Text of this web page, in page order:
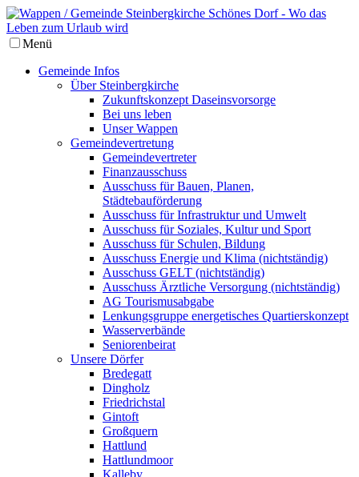
Menü
Gemeinde Infos
Über Steinbergkirche
Zukunftskonzept Daseinsvorsorge
Bei uns leben
Unser Wappen
Gemeindevertretung
Gemeindevertreter
Finanzausschuss
Ausschuss für Bauen, Planen,
Städtebauförderung
Ausschuss für Infrastruktur und Umwelt
Ausschuss für Soziales, Kultur und Sport
Ausschuss für Schulen, Bildung
Ausschuss Energie und Klima (nichtständig)
Ausschuss GELT (nichtständig)
Ausschuss Ärztliche Versorgung (nichtständig)
AG Tourismusabgabe
Lenkungsgruppe energetisches Quartierskonzept
Wasserverbände
Seniorenbeirat
Unsere Dörfer
Bredegatt
Dingholz
Friedrichstal
Gintoft
Großquern
Hattlund
Hattlundmoor
Kalleby